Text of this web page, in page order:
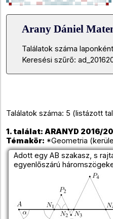
Arany Dániel
Találatok száma
Keresési szűrő:
Találatok száma: 5 (listázott
1. találat: ARANYD 2016/
Témakör: *Geometria
Adott egy AB szakasz, s
egyenlőszárú